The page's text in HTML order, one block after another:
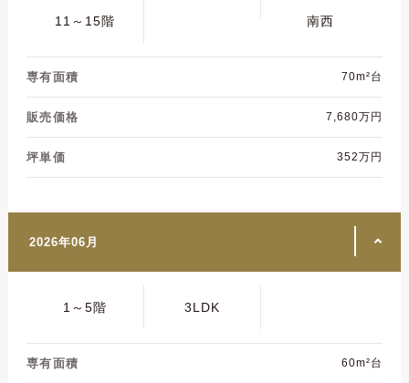
11～15階 南西
専有面積 70m²台
販売価格 7,680万円
坪単価 352万円
2026年06月
1～5階 3LDK
専有面積 60m²台